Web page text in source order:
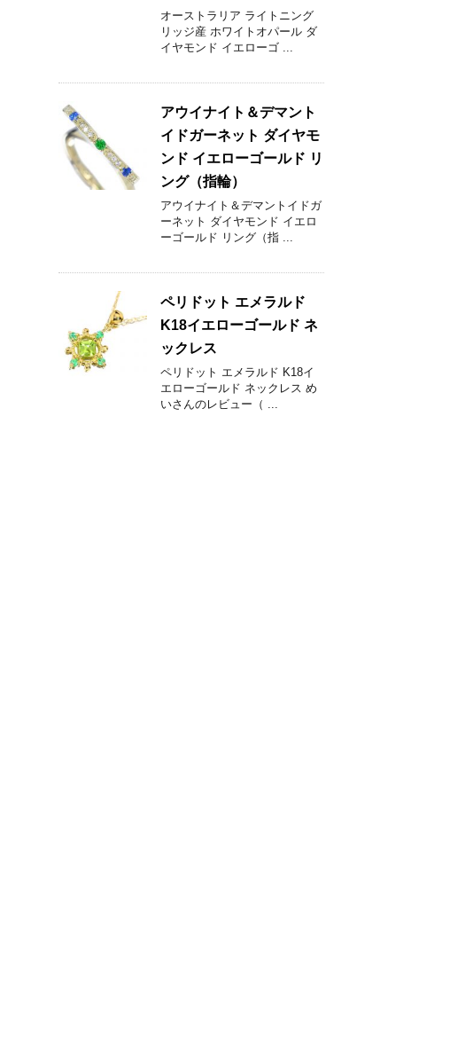
オーストラリア ライトニング
リッジ産 ホワイトオパール ダ
イヤモンド イエローゴ ...
アウイナイト＆デマント
イドガーネット ダイヤモ
ンド イエローゴールド リ
ング（指輪）
アウイナイト＆デマントイドガ
ーネット ダイヤモンド イエロ
ーゴールド リング（指 ...
ペリドット エメラルド
K18イエローゴールド ネ
ックレス
ペリドット エメラルド K18イ
エローゴールド ネックレス め
いさんのレビュー（ ...